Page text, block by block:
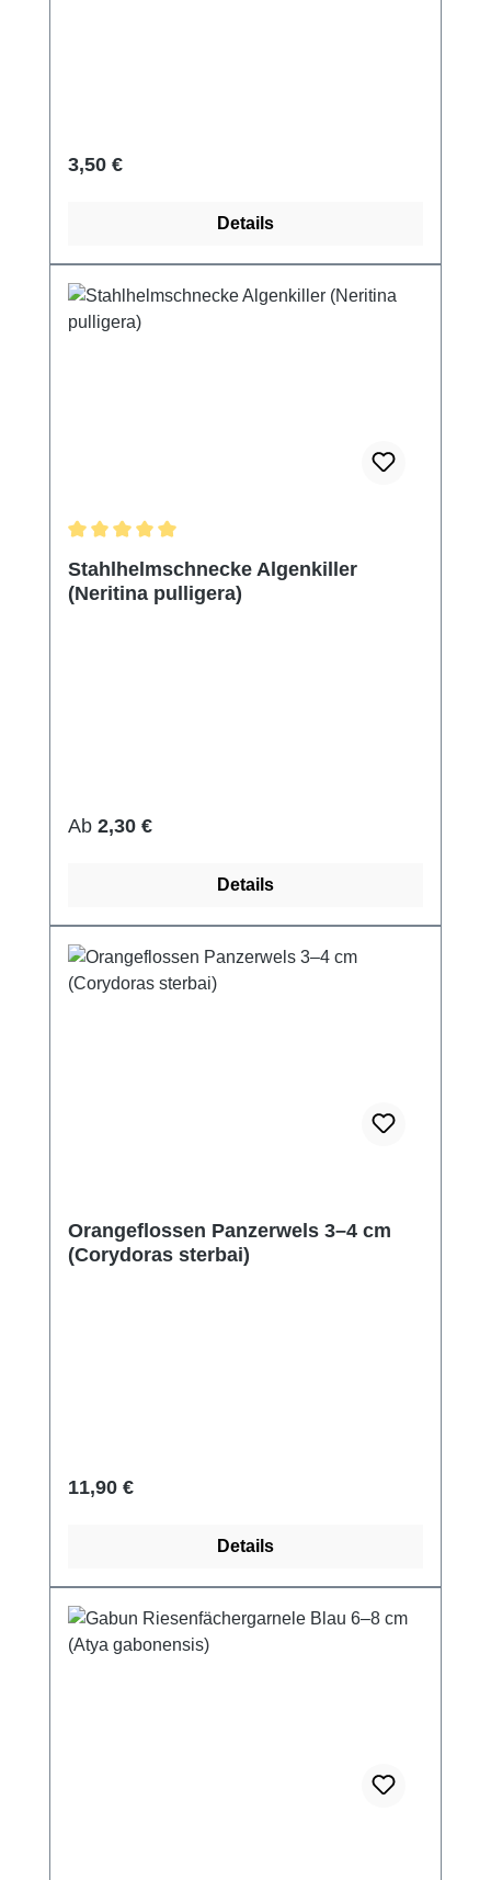
Regulärer Preis:
3,50 €
Details
Stahlhelmschnecke Algenkiller
(Neritina pulligera)
Regulärer Preis:
Ab 2,30 €
Details
Orangeflossen Panzerwels 3–4 cm
(Corydoras sterbai)
Regulärer Preis:
11,90 €
Details